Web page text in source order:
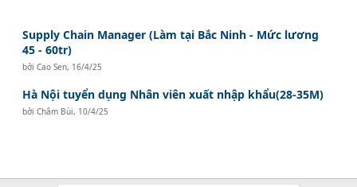
Supply Chain Manager (Làm tại Bắc Ninh - Mức lương
45 - 60tr)
bởiCao Sen, 16/4/25
Hà Nội tuyển dụng Nhân viên xuất nhập khẩu(28-35M)
bởiChâm Bùi, 10/4/25